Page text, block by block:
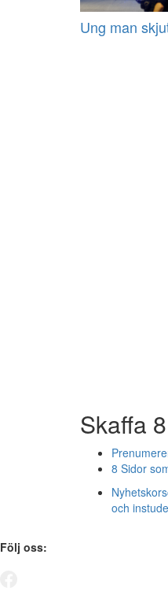
Ung man
Skaffa
8 Sidor
och
Följ oss: